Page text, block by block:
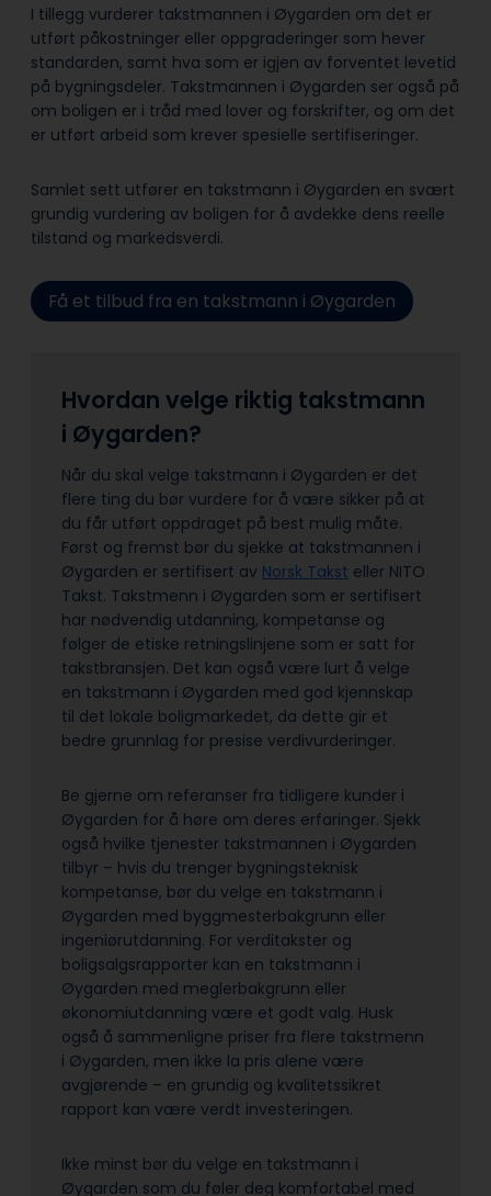
I tillegg vurderer takstmannen i Øygarden om det er
utført påkostninger eller oppgraderinger som hever
standarden, samt hva som er igjen av forventet levetid
på bygningsdeler. Takstmannen i Øygarden ser også på
om boligen er i tråd med lover og forskrifter, og om det
er utført arbeid som krever spesielle sertifiseringer.
Samlet sett utfører en takstmann i Øygarden en svært
grundig vurdering av boligen for å avdekke dens reelle
tilstand og markedsverdi.
Få et tilbud fra en takstmann i Øygarden
Hvordan velge riktig takstmann
i Øygarden?
Når du skal velge takstmann i Øygarden er det
flere ting du bør vurdere for å være sikker på at
du får utført oppdraget på best mulig måte.
Først og fremst bør du sjekke at takstmannen i
Øygarden er sertifisert av Norsk Takst eller NITO
Takst. Takstmenn i Øygarden som er sertifisert
har nødvendig utdanning, kompetanse og
følger de etiske retningslinjene som er satt for
takstbransjen. Det kan også være lurt å velge
en takstmann i Øygarden med god kjennskap
til det lokale boligmarkedet, da dette gir et
bedre grunnlag for presise verdivurderinger.
Be gjerne om referanser fra tidligere kunder i
Øygarden for å høre om deres erfaringer. Sjekk
også hvilke tjenester takstmannen i Øygarden
tilbyr – hvis du trenger bygningsteknisk
kompetanse, bør du velge en takstmann i
Øygarden med byggmesterbakgrunn eller
ingeniørutdanning. For verditakster og
boligsalgsrapporter kan en takstmann i
Øygarden med meglerbakgrunn eller
økonomiutdanning være et godt valg. Husk
også å sammenligne priser fra flere takstmenn
i Øygarden, men ikke la pris alene være
avgjørende – en grundig og kvalitetssikret
rapport kan være verdt investeringen.
Ikke minst bør du velge en takstmann i
Øygarden som du føler deg komfortabel med